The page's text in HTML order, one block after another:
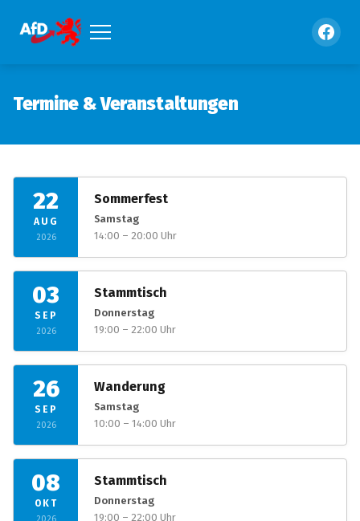
Termine & Veranstaltungen
22
AUG
2026
Sommerfest
Samstag
14:00 – 20:00 Uhr
03
SEP
2026
Stammtisch
Donnerstag
19:00 – 22:00 Uhr
26
SEP
2026
Wanderung
Samstag
10:00 – 14:00 Uhr
08
OKT
Stammtisch
Donnerstag
19:00 – 22:00 Uhr